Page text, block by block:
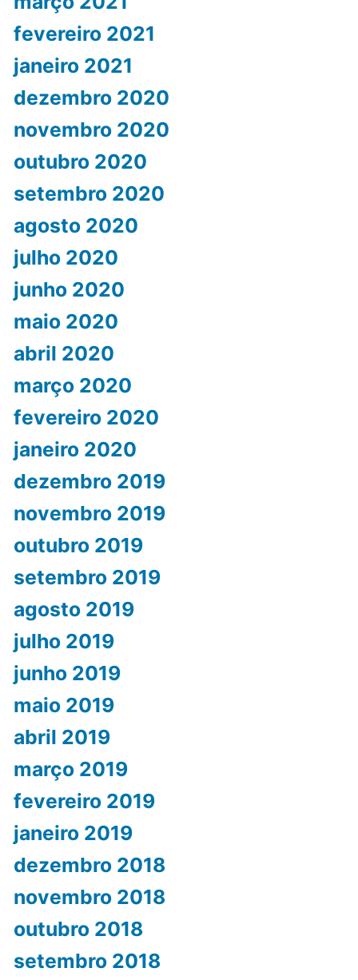
fevereiro 2021
janeiro 2021
dezembro 2020
novembro 2020
outubro 2020
setembro 2020
agosto 2020
julho 2020
junho 2020
maio 2020
abril 2020
março 2020
fevereiro 2020
janeiro 2020
dezembro 2019
novembro 2019
outubro 2019
setembro 2019
agosto 2019
julho 2019
junho 2019
maio 2019
abril 2019
março 2019
fevereiro 2019
janeiro 2019
dezembro 2018
novembro 2018
outubro 2018
setembro 2018